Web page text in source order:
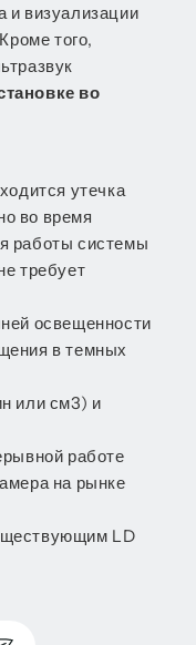
и визуализации
того,
во
утечка
во время
работы системы
требует
освещенности
в темных
или см3) и
работе
на рынке
LD